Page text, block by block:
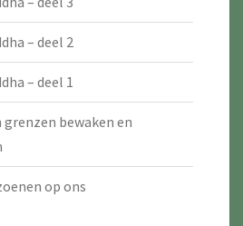
– deel 2
– deel 1
bewaken en
op ons